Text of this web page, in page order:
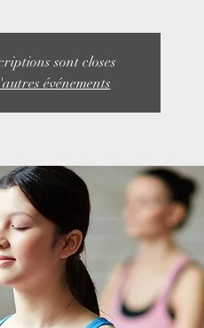
sont closes
événements